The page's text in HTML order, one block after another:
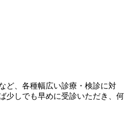
ど、各種幅広い診療・検診に対
少しでも早めに受診いただき、何